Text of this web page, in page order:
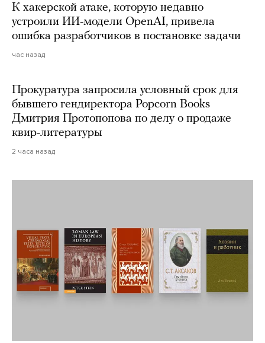
К хакерской атаке, которую недавно
устроили ИИ-модели OpenAI, привела
ошибка разработчиков в постановке задачи
час назад
Прокуратура запросила условный срок для
бывшего гендиректора Popcorn Books
Дмитрия Протопопова по делу о продаже
квир-литературы
2 часа назад